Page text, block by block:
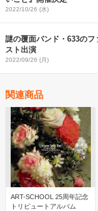
2022/10/26 (水)
謎の覆面バンド・633の
スト出演
2022/09/26 (月)
関連商品
ART-SCHOOL 25周年記念
トリビュートアルバム